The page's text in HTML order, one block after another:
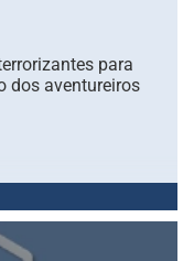
para
dos aventureiros